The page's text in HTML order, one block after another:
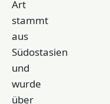
Art
stammt
aus
Südostasien
und
wurde
über